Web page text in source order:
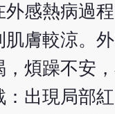
感熱病過
肌膚較涼。
煩躁不安
：出現局部